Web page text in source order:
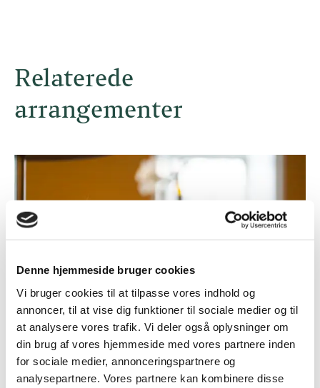
Denne hjemmeside bruger cookies
Vi bruger cookies til at tilpasse vores indhold og
annoncer, til at vise dig funktioner til sociale medier og til
at analysere vores trafik. Vi deler også oplysninger om
din brug af vores hjemmeside med vores partnere inden
for sociale medier, annonceringspartnere og
analysepartnere. Vores partnere kan kombinere disse
Relaterede
arrangementer